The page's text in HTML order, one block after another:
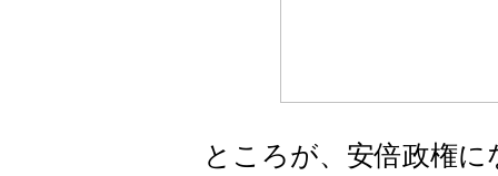
ところが、安倍政権